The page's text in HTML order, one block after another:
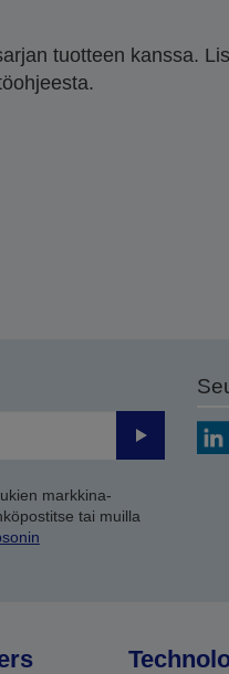
tuotteen kanssa.
Lähetä
markkina-
tai muilla